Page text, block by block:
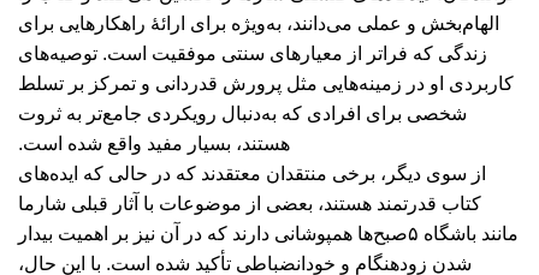
الهام‌بخش و عملی می‌دانند، به‌ویژه برای ارائۀ راهکارهایی برای
زندگی که فراتر از معیارهای سنتی موفقیت است. توصیه‌های
کاربردی او در زمینه‌هایی مثل پرورش قدردانی و تمرکز بر تسلط
شخصی برای افرادی که به‌دنبال رویکردی جامع‌تر به ثروت
هستند، بسیار مفید واقع شده است.
از سوی دیگر، برخی منتقدان معتقدند که در حالی که ایده‌های
کتاب قدرتمند هستند، بعضی از موضوعات با آثار قبلی شارما
مانند باشگاه ۵صبح‌ها همپوشانی دارند که در آن نیز بر اهمیت بیدار
شدن زودهنگام و خودانضباطی تأکید شده است. با این حال،